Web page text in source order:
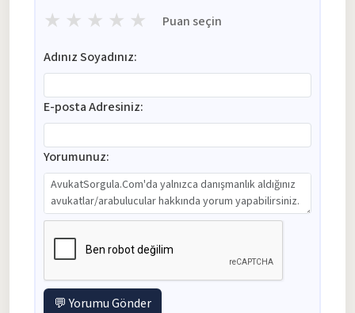
★ ★ ★ ★ ★ Puan seçin
Adınız Soyadınız:
E-posta Adresiniz:
Yorumunuz:
💬 Yorumu Gönder